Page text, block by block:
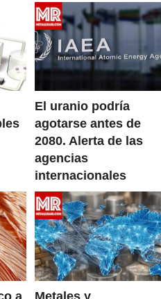
El uranio podría
agotarse antes de
2080. Alerta de las
agencias
internacionales
a Metales y